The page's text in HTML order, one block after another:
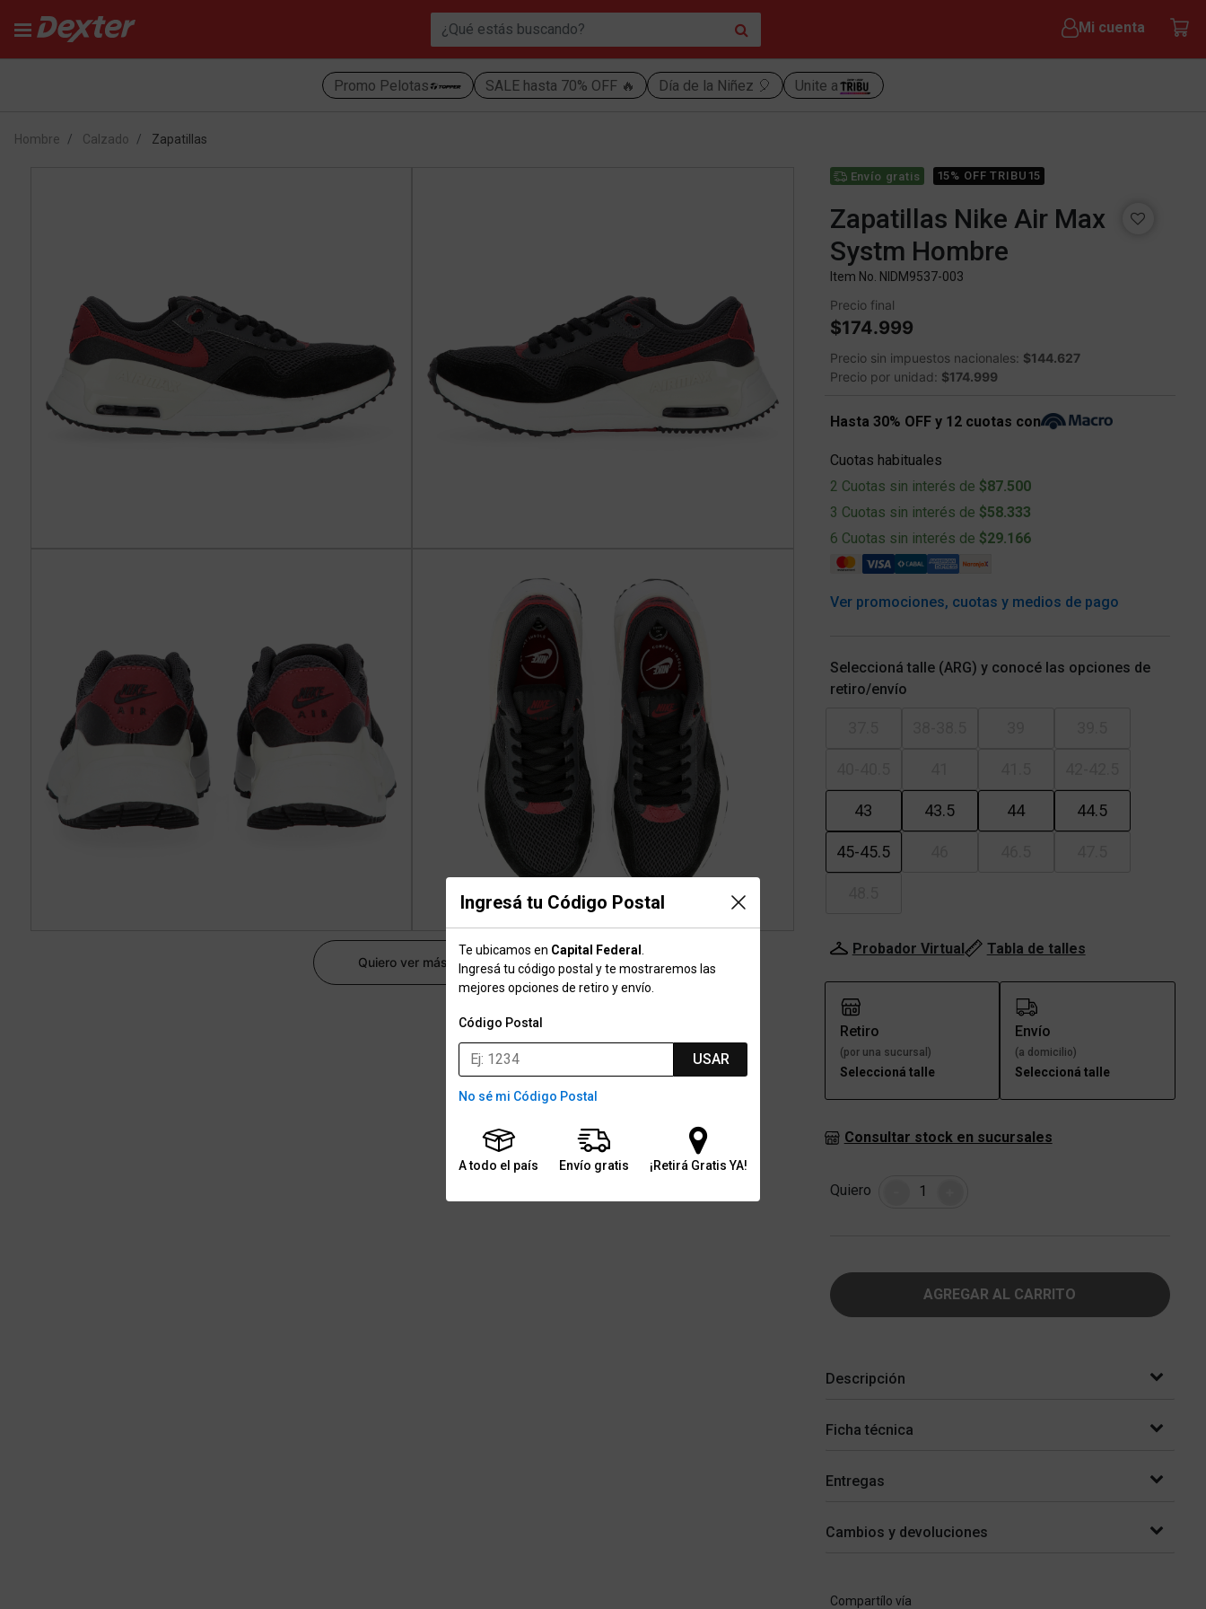
Mi cuenta
Promo Pelotas SALE hasta 70% OFF 🔥 Día de la Niñez 🎈 Unite a
Ingresá tu Código Postal
Te ubicamos en Capital Federal
Ingresá tu código postal y te mostraremos las
mejores opciones de retiro y envío.
Código Postal
USAR
No sé mi Código Postal
A todo el país Envío gratis ¡Retirá Gratis YA!
Hombre Calzado Zapatillas
Quiero ver más
Envío gratis 15% OFF TRIBU15
Zapatillas Nike Air Max
Systm Hombre
Item No. NIDM9537-003
Precio final
$174.999
Precio sin impuestos nacionales: $144.627
Precio por unidad: $174.999
Hasta 30% OFF y 12 cuotas con
Cuotas habituales
2 Cuotas sin interés de $87.500
3 Cuotas sin interés de $58.333
6 Cuotas sin interés de $29.166
Ver promociones, cuotas y medios de pago
Seleccioná talle (ARG) y conocé las opciones de
retiro/envío
43 43.5 44 44.5
45-45.5
Probador Virtual Tabla de talles
Retiro
(por una sucursal)
Seleccioná talle
Envío
(a domicilio)
Seleccioná talle
Consultar stock en sucursales
Quiero Cantidad
AGREGAR AL CARRITO
Descripción
Ficha técnica
Entregas
Cambios y devoluciones
Compartílo vía